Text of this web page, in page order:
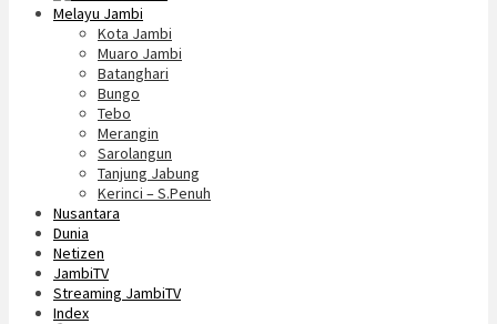
Melayu Jambi
Kota Jambi
Muaro Jambi
Batanghari
Bungo
Tebo
Merangin
Sarolangun
Tanjung Jabung
Kerinci – S.Penuh
Nusantara
Dunia
Netizen
JambiTV
Streaming JambiTV
Index